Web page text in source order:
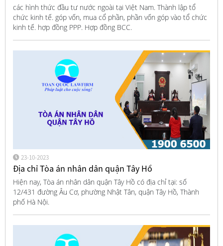
các hình thức đầu tư nước ngoài tại Việt Nam. Thành lập tổ
chức kinh tế. góp vốn, mua cổ phần, phần vốn góp vào tổ chức
kinh tế. hợp đồng PPP. Hợp đồng BCC.
23-10-2023
Địa chỉ Tòa án nhân dân quận Tây Hồ
Hiện nay, Tòa án nhân dân quận Tây Hồ có địa chỉ tại: số
12/431 đường Âu Cơ, phường Nhật Tân, quận Tây Hồ, Thành
phố Hà Nội.